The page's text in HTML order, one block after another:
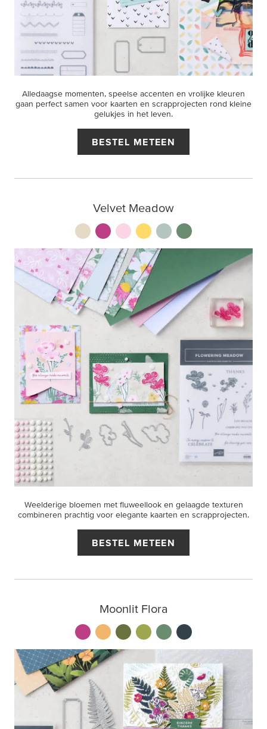
Alledaagse momenten, speelse accenten en vrolijke kleuren
gaan perfect samen voor kaarten en scrapprojecten rond kleine
gelukjes in het leven.
BESTEL METEEN
Velvet Meadow
Weelderige bloemen met fluweellook en gelaagde texturen
combineren prachtig voor elegante kaarten en scrapprojecten.
BESTEL METEEN
Moonlit Flora